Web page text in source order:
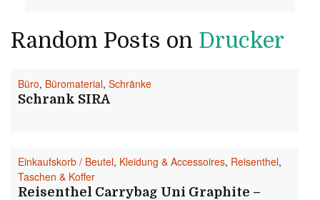
Random Posts on Drucker
Büro, Büromaterial, Schränke
Schrank SIRA
Einkaufskorb / Beutel, Kleidung & Accessoires, Reisenthel,
Taschen & Koffer
Reisenthel Carrybag Uni Graphite –